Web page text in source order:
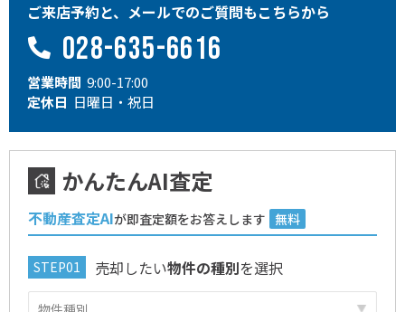
ご来店予約と、メールでのご質問もこちらから
028-635-6616
営業時間 9:00-17:00
定休日 日曜日・祝日
かんたんAI査定
不動産査定AIが即査定額をお答えします 無料
売却したい物件の種別を選択